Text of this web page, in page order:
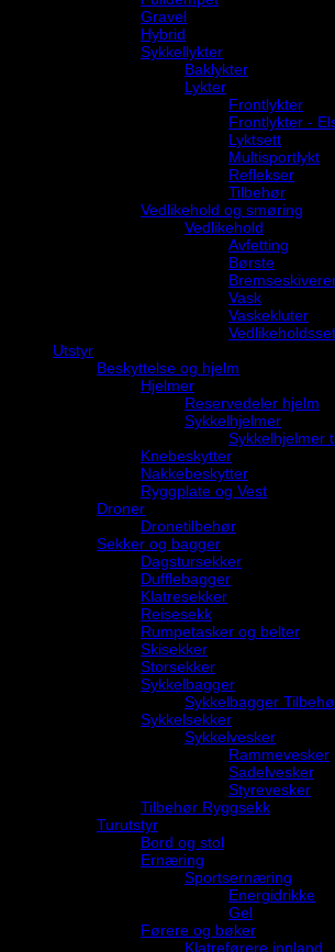
Gravel
Hybrid
Sykkellykter
Baklykter
Lykter
Frontlykter
Frontlykter -
Lyktsett
Multisportlykt
Reflekser
Tilbehør
Vedlikehold og smøring
Vedlikehold
Avfetting
Børste
Vask
Vaskekluter
Utstyr
Beskyttelse og hjelm
Hjelmer
Reservedeler hjelm
Sykkelhjelmer
Sykkelhjelmer
Knebeskytter
Nakkebeskytter
Ryggplate og Vest
Droner
Dronetilbehør
Sekker og bagger
Dagstursekker
Dufflebagger
Klatresekker
Reisesekk
Rumpetasker og belter
Skisekker
Storsekker
Sykkelbagger
Sykkelbagger
Sykkelsekker
Sykkelvesker
Rammevesker
Sadelvesker
Styrevesker
Tilbehør Ryggsekk
Turutstyr
Bord og stol
Ernæring
Sportsernæring
Energidrikke
Gel
Førere og bøker
Klatreførere innland